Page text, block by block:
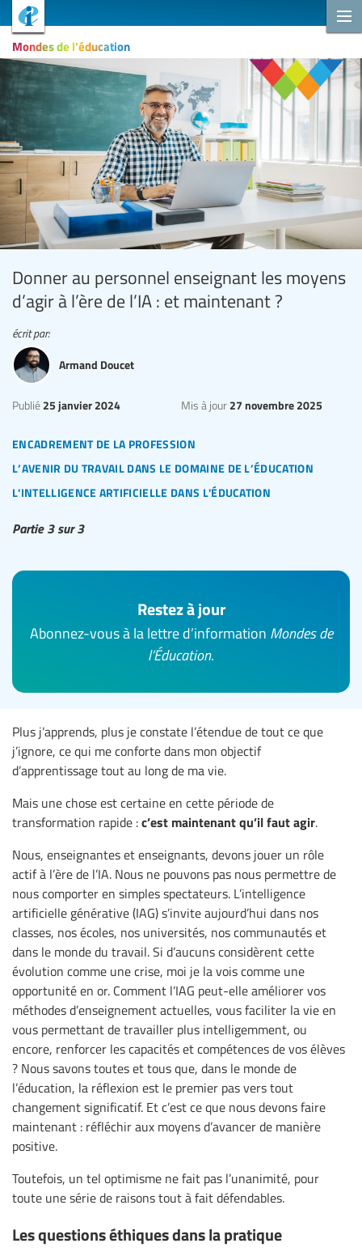
Mondes de l'éducation
Donner au personnel enseignant les moyens
d’agir à l’ère de l’IA : et maintenant ?
Partie 3 sur 3
encadrement de la profession
l’avenir du travail dans le domaine de l’éducation
l'intelligence artificielle dans l'éducation
Publié 25 janvier 2024 Mis à jour 27 novembre 2025
écrit par:
Armand Doucet
Restez à jour
Abonnez-vous à la lettre d’information Mondes de
l’Éducation.
Plus j’apprends, plus je constate l’étendue de tout ce que
j’ignore, ce qui me conforte dans mon objectif
d’apprentissage tout au long de ma vie.
Mais une chose est certaine en cette période de
transformation rapide :c’est maintenant qu’il faut agir.
Nous, enseignantes et enseignants, devons jouer un rôle
actif à l’ère de l’IA. Nous ne pouvons pas nous permettre de
nous comporter en simples spectateurs. L’intelligence
artificielle générative (IAG) s’invite aujourd’hui dans nos
classes, nos écoles, nos universités, nos communautés et
dans le monde du travail. Si d’aucuns considèrent cette
évolution comme une crise, moi je la vois comme une
opportunité en or. Comment l’IAG peut-elle améliorer vos
méthodes d’enseignement actuelles, vous faciliter la vie en
vous permettant de travailler plus intelligemment, ou
encore, renforcer les capacités et compétences de vos élèves
? Nous savons toutes et tous que, dans le monde de
l’éducation, la réflexion est le premier pas vers tout
changement significatif. Et c’est ce que nous devons faire
maintenant : réfléchir aux moyens d’avancer de manière
positive.
Toutefois, un tel optimisme ne fait pas l’unanimité, pour
toute une série de raisons tout à fait défendables.
Les questions éthiques dans la pratique